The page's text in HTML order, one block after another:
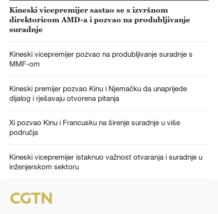
Kineski vicepremijer sastao se s izvršnom
direktoricom AMD-a i pozvao na produbljivanje
suradnje
Kineski vicepremijer pozvao na produbljivanje suradnje s
MMF-om
Kineski premijer pozvao Kinu i Njemačku da unaprijede
dijalog i rješavaju otvorena pitanja
Xi pozvao Kinu i Francusku na širenje suradnje u više
područja
Kineski vicepremijer istaknuo važnost otvaranja i suradnje u
inženjerskom sektoru